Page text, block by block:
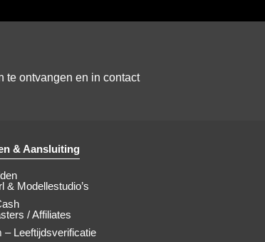
te ontvangen en in contact
& Aansluiting
& Modellestudio’s
/ Affiliates
– Leeftijdsverificatie